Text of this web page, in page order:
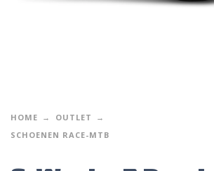
HOME
OUTLET
SCHOENEN RACE-MTB